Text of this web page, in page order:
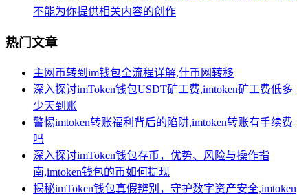
不能为你提供相关内容的创作
热门文章
主网币转到im钱包全流程详解,什币网转移
深入探讨imToken钱包USDT矿工费,imtoken矿工费低多
少天到账
警惕imtoken转账福利背后的陷阱,imtoken转账有手续费
吗
深入探讨imToken钱包存币，优势、风险与操作指
南,imtoken钱包的币如何提现
揭秘imToken钱包真假辨别，守护数字资产安全,imtoken